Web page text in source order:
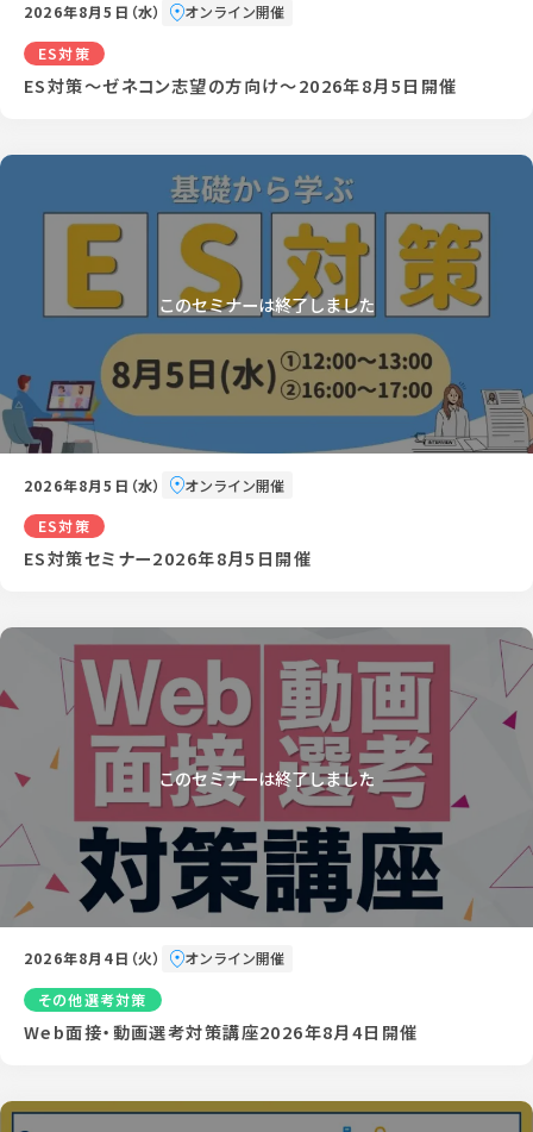
2026年8月5日（水） オンライン開催
ES対策
ES対策～ゼネコン志望の方向け～2026年8月5日開催
2026年8月5日（水） オンライン開催
ES対策
ES対策セミナー2026年8月5日開催
2026年8月4日（火） オンライン開催
その他選考対策
Web面接・動画選考対策講座2026年8月4日開催